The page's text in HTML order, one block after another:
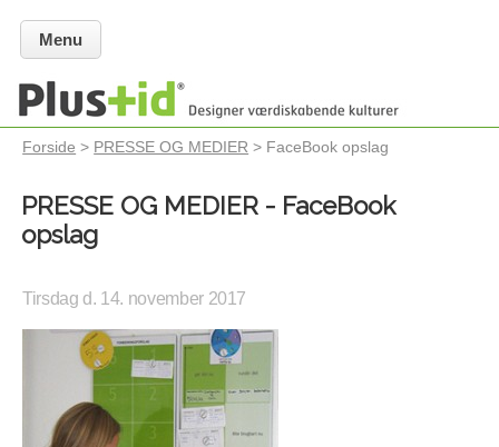
Menu
Forside > PRESSE OG MEDIER > FaceBook opslag
PRESSE OG MEDIER - FaceBook
opslag
Tirsdag d. 14. november 2017